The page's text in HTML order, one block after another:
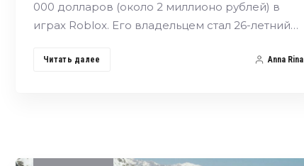
000 долларов (около 2 миллионо рублей) в
играх Roblox. Его владельцем стал 26-летний…
Читать далее Anna Rina